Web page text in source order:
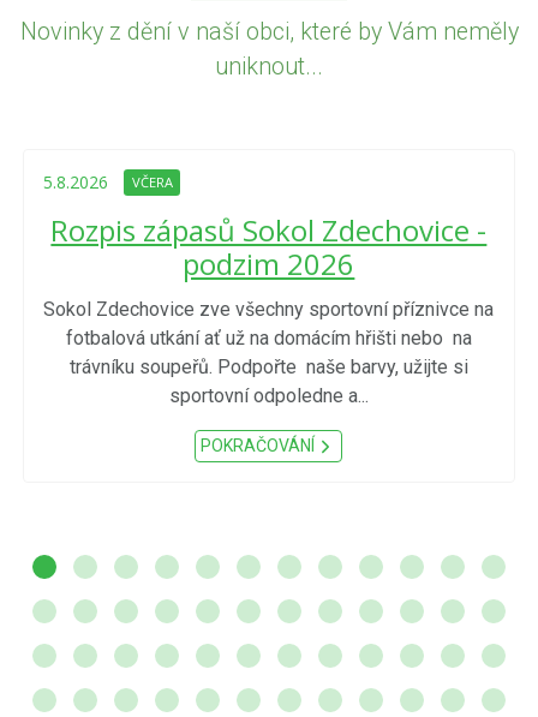
Novinky z dění v naší obci, které by Vám neměly
uniknout...
5.8.2026 VČERA
Rozpis zápasů Sokol Zdechovice -
podzim 2026
Sokol Zdechovice zve všechny sportovní příznivce na
fotbalová utkání ať už na domácím hřišti nebo na
trávníku soupeřů. Podpořte naše barvy, užijte si
sportovní odpoledne a...
POKRAČOVÁNÍ